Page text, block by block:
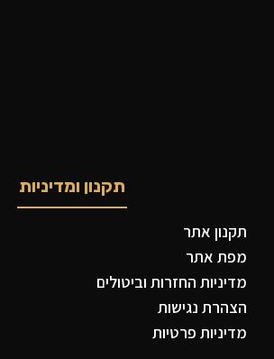
תקנון ומדיניות
תקנון אתר
מפת אתר
מדיניות החזרות וביטולים
הצהרת נגישות
מדיניות פרטיות